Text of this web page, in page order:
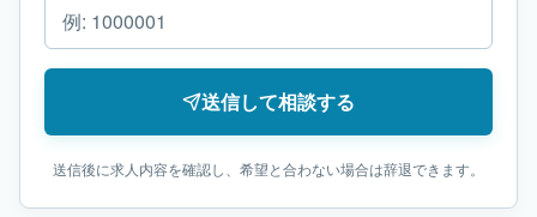
送信して相談する
送信後に求人内容を確認し、希望と合わない場合は辞退できます。